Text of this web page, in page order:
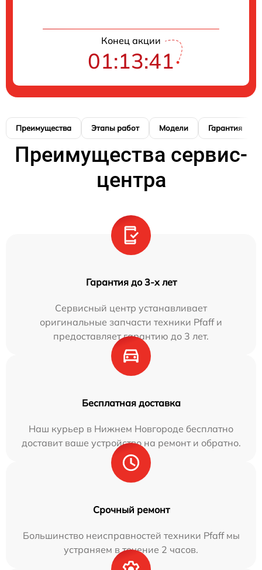
Конец акции
01:13:41
Преимущества Этапы работ Модели Гарантия
Преимущества сервис-
центра
Гарантия до 3-х лет
Сервисный центр устанавливает
оригинальные запчасти техники Pfaff и
предоставляет гарантию до 3 лет.
Бесплатная доставка
Наш курьер в Нижнем Новгороде бесплатно
доставит ваше устройство на ремонт и обратно.
Срочный ремонт
Большинство неисправностей техники Pfaff мы
устраняем в течение 2 часов.